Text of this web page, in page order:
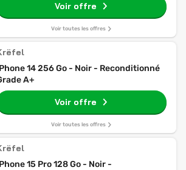
Voir offre
Voir toutes les offres
14 256 Go - Noir - Reconditionné
A+
Voir offre
Voir toutes les offres
15 Pro 128 Go - Noir -